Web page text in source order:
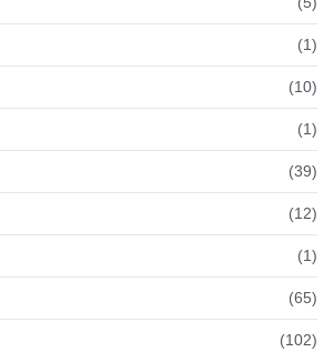
(1)
(10)
(1)
(39)
(12)
(1)
(65)
(102)